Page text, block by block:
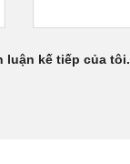
luận kế tiếp của tôi.